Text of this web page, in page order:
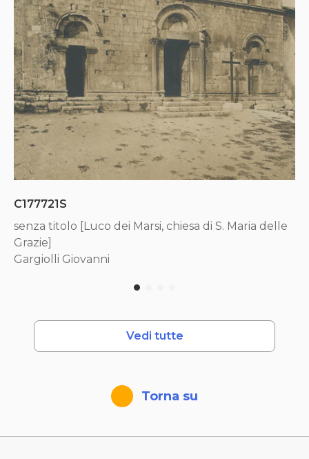
C177721S
senza titolo [Luco dei Marsi, chiesa di S. Maria delle
Grazie]
Gargiolli Giovanni
Torna su
Vedi tutte